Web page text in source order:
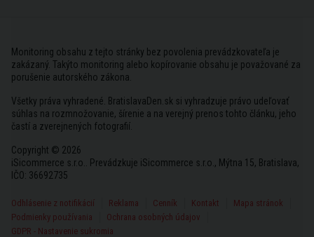
Monitoring obsahu z tejto stránky bez povolenia prevádzkovateľa je
zakázaný. Takýto monitoring alebo kopírovanie obsahu je považované za
porušenie autorského zákona.
Všetky práva vyhradené. BratislavaDen.sk si vyhradzuje právo udeľovať
súhlas na rozmnožovanie, šírenie a na verejný prenos tohto článku, jeho
častí a zverejnených fotografií.
Copyright © 2026
iSicommerce s.r.o.. Prevádzkuje iSicommerce s.r.o., Mýtna 15, Bratislava,
IČO: 36692735
Odhlásenie z notifikácií Reklama Cenník Kontakt
Mapa stránok
Podmienky používania
Ochrana osobných údajov
GDPR - Nastavenie sukromia